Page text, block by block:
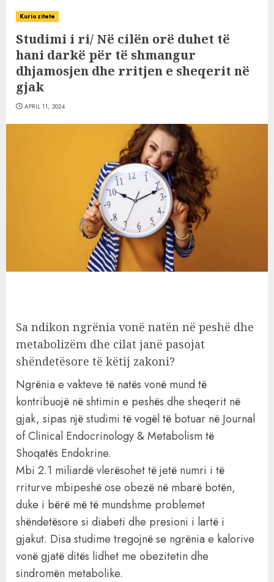
Kuriozitete
Studimi i ri/ Në cilën orë duhet të
hani darkë për të shmangur
dhjamosjen dhe rritjen e sheqerit në
gjak
APRIL 11, 2024
Sa ndikon ngrënia vonë natën në peshë dhe
metabolizëm dhe cilat janë pasojat
shëndetësore të këtij zakoni?
Ngrënia e vakteve të natës vonë mund të
kontribuojë në shtimin e peshës dhe sheqerit në
gjak, sipas një studimi të vogël të botuar në Journal
of Clinical Endocrinology & Metabolism të
Shoqatës Endokrine.
Mbi 2.1 miliardë vlerësohet të jetë numri i të
rriturve mbipeshë ose obezë në mbarë botën,
duke i bërë më të mundshme problemet
shëndetësore si diabeti dhe presioni i lartë i
gjakut. Disa studime tregojnë se ngrënia e kalorive
vonë gjatë ditës lidhet me obezitetin dhe
sindromën metabolike.